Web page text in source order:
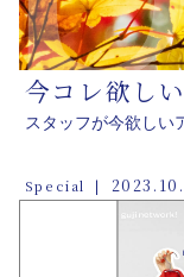
今コレ欲しい
スタッフが今欲しい
Special